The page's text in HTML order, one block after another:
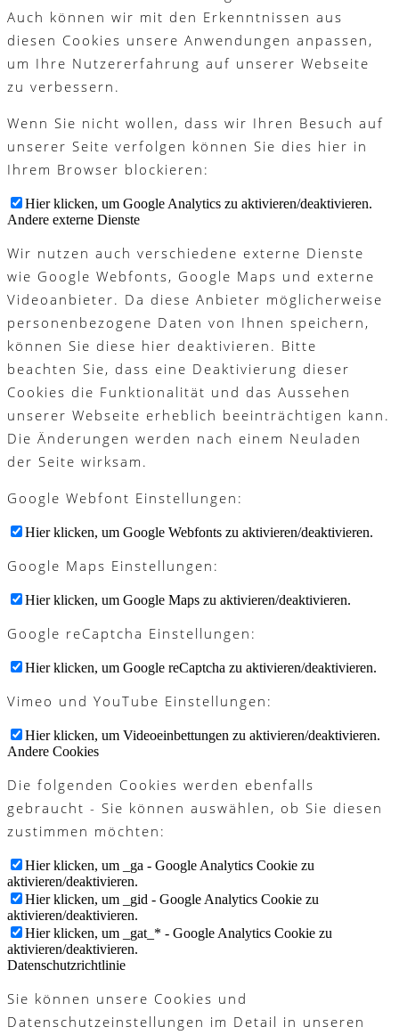
Auch können wir mit den Erkenntnissen aus
diesen Cookies unsere Anwendungen anpassen,
um Ihre Nutzererfahrung auf unserer Webseite
zu verbessern.
Wenn Sie nicht wollen, dass wir Ihren Besuch auf
unserer Seite verfolgen können Sie dies hier in
Ihrem Browser blockieren:
Hier klicken, um Google Analytics zu aktivieren/deaktivieren.
Andere externe Dienste
Wir nutzen auch verschiedene externe Dienste
wie Google Webfonts, Google Maps und externe
Videoanbieter. Da diese Anbieter möglicherweise
personenbezogene Daten von Ihnen speichern,
können Sie diese hier deaktivieren. Bitte
beachten Sie, dass eine Deaktivierung dieser
Cookies die Funktionalität und das Aussehen
unserer Webseite erheblich beeinträchtigen kann.
Die Änderungen werden nach einem Neuladen
der Seite wirksam.
Google Webfont Einstellungen:
Hier klicken, um Google Webfonts zu aktivieren/deaktivieren.
Google Maps Einstellungen:
Hier klicken, um Google Maps zu aktivieren/deaktivieren.
Google reCaptcha Einstellungen:
Hier klicken, um Google reCaptcha zu aktivieren/deaktivieren.
Vimeo und YouTube Einstellungen:
Hier klicken, um Videoeinbettungen zu aktivieren/deaktivieren.
Andere Cookies
Die folgenden Cookies werden ebenfalls
gebraucht - Sie können auswählen, ob Sie diesen
zustimmen möchten:
Hier klicken, um _ga - Google Analytics Cookie zu
aktivieren/deaktivieren.
Hier klicken, um _gid - Google Analytics Cookie zu
aktivieren/deaktivieren.
Hier klicken, um _gat_* - Google Analytics Cookie zu
aktivieren/deaktivieren.
Datenschutzrichtlinie
Sie können unsere Cookies und
Datenschutzeinstellungen im Detail in unseren